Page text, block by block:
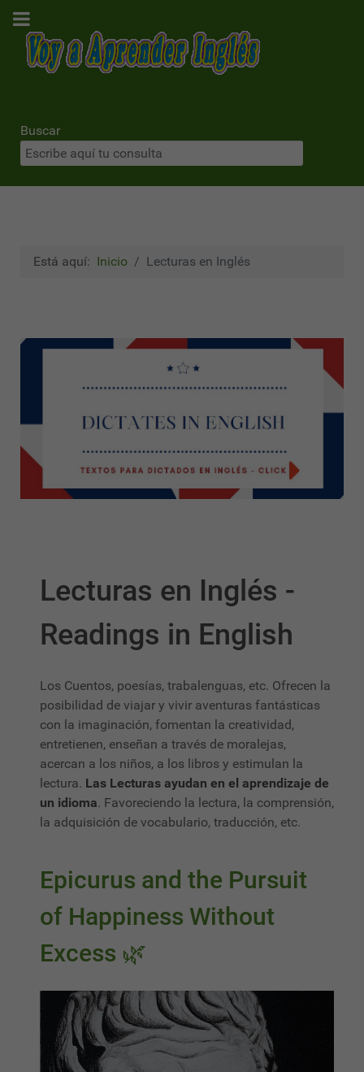
Buscar
Está aquí: Inicio Lecturas en Inglés
Lecturas en Inglés -
Readings in English
Los Cuentos, poesías, trabalenguas, etc. Ofrecen la
posibilidad de viajar y vivir aventuras fantásticas
con la imaginación, fomentan la creatividad,
entretienen, enseñan a través de moralejas,
acercan a los niños, a los libros y estimulan la
lectura. Las Lecturas ayudan en el aprendizaje de
un idioma. Favoreciendo la lectura, la comprensión,
la adquisición de vocabulario, traducción, etc.
Epicurus and the Pursuit
of Happiness Without
Excess 🌿